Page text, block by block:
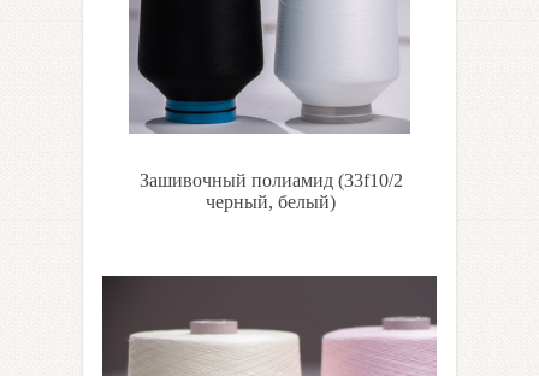
Зашивочный полиамид (33f10/2
черный, белый)